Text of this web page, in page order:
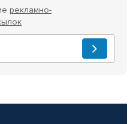
рекламно-